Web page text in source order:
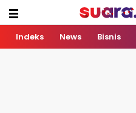
Indeks News Bisnis